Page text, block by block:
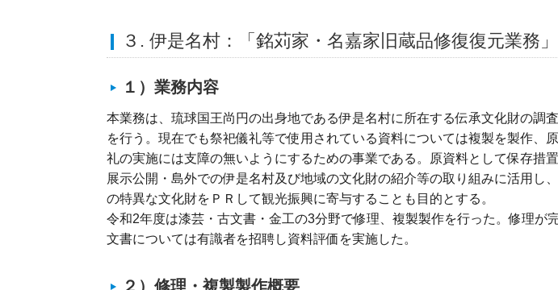
３. 伊是名村：「銘苅家・名嘉家旧蔵品修復復元業務」
１）業務内容
本業務は、琉球国王尚円の出身地である伊是名村に所在する伝承文化財の調
を行う。現在でも祭祀儀礼等で使用されている資料については複製を製作、
礼の実施には支障の無いようにするための事業である。原資料として保存措
展示公開・島外での伊是名村及び地域の文化財の紹介等の取り組みに活用し
の特異な文化財をＰＲして観光振興に寄与することも目的とする。
令和2年度は漆芸・古文書・金工の3分野で修理、複製製作を行った。修理が
文書については有識者を招聘し資料評価を実施した。
２）修理・複製製作概要